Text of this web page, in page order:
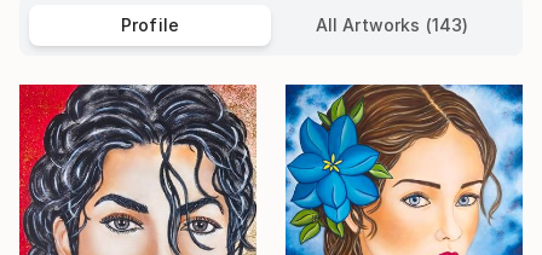
Profile All Artworks (143)